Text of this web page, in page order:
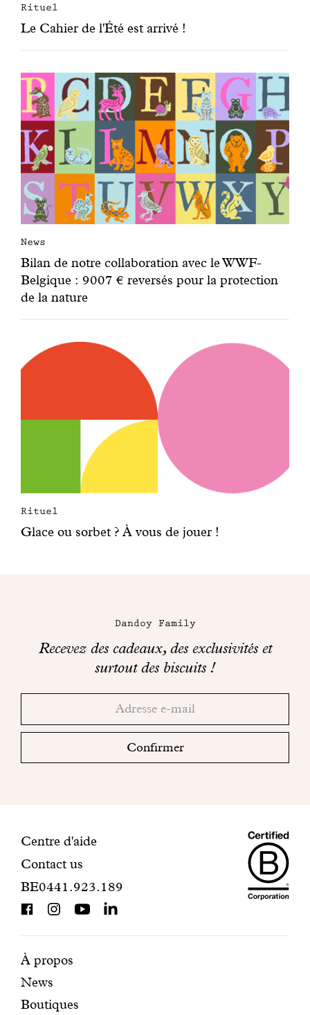
Rituel
Le Cahier de l'Été est arrivé !
News
Bilan de notre collaboration avec le WWF-
Belgique : 9007 € reversés pour la protection
de la nature
Rituel
Glace ou sorbet ? À vous de jouer !
Dandoy Family
Recevez des cadeaux, des exclusivités et
surtout des biscuits !
boite
Confirmer
Informations
de
contact
Centre d'aide
Contact us
BE0441.923.189
Pages
mises
Navigation
secondaire
À propos
News
Boutiques
is